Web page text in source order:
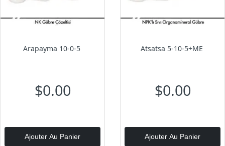
Arapayma 10-0-5
$0.00
Ajouter Au Panier
Atsatsa 5-10-5+ME
$0.00
Ajouter Au Panier